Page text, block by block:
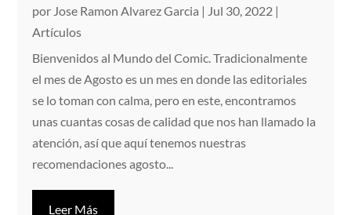
por Jose Ramon Alvarez Garcia | Jul 30, 2022 |
Artículos
Bienvenidos al Mundo del Comic. Tradicionalmente
el mes de Agosto es un mes en donde las editoriales
se lo toman con calma, pero en este, encontramos
unas cuantas cosas de calidad que nos han llamado la
atención, así que aquí tenemos nuestras
recomendaciones agosto...
Leer Más